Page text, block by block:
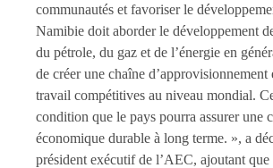
communautés et favoriser le
Namibie doit aborder le développement
du pétrole, du gaz et de l’énergie en
de créer une chaîne d’approvisionnement
travail compétitives au niveau mondial.
condition que le pays pourra assurer une
économique durable à long terme. », a
président exécutif de l’AEC, ajoutant que